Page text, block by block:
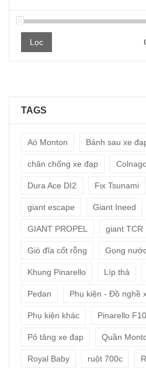
Lọc
TAGS
Aó Monton Bánh sau xe
chân chống xe đạp
Dura Ace DI2 Fix Tsunami
giant escape Giant Ineed
GIANT PROPEL giant TCR
Giò đĩa cốt rỗng Gọng
Khung Pinarello Líp thả
Pedan Phụ kiện - Đồ nghề
Phụ kiện khác Pinarello F10
Pô tăng xe đạp Quần
Royal Baby ruột 700c